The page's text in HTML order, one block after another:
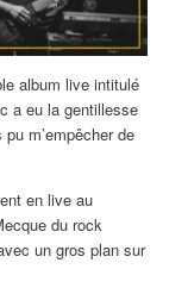
album live intitulé
a eu la gentillesse
m’empêcher de
en live au
du rock
un gros plan sur